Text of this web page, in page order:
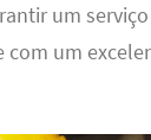
um
com um